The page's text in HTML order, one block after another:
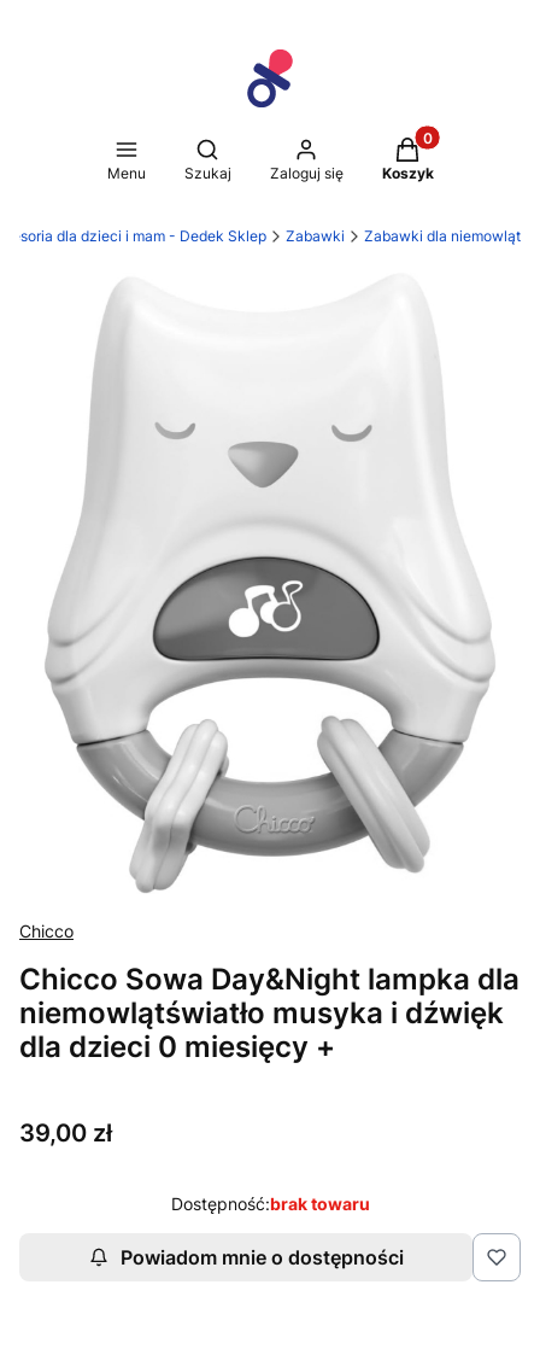
Menu
Otwórz wyszukiwarkę
Szukaj Zaloguj się
Produkty w
Koszyk
dla dzieci i mam - Dedek Sklep Zabawki Zabawki dla niemowląt
Chicco
Chicco Sowa Day&Night lampka dla
niemowlątświatło musyka i dźwięk
dla dzieci 0 miesięcy +
Cena
39,00 zł
Dostępność:brak towaru
Powiadom mnie o dostępności